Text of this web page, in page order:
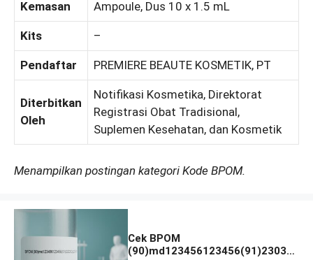
Kemasan Ampoule, Dus 10 x 1.5 mL
Kits –
Pendaftar PREMIERE BEAUTE KOSMETIK, PT
Diterbitkan
Oleh
Notifikasi Kosmetika, Direktorat
Registrasi Obat Tradisional,
Suplemen Kesehatan, dan Kosmetik
Menampilkan postingan kategori Kode BPOM.
Cek BPOM
(90)md123456123456(91)23031